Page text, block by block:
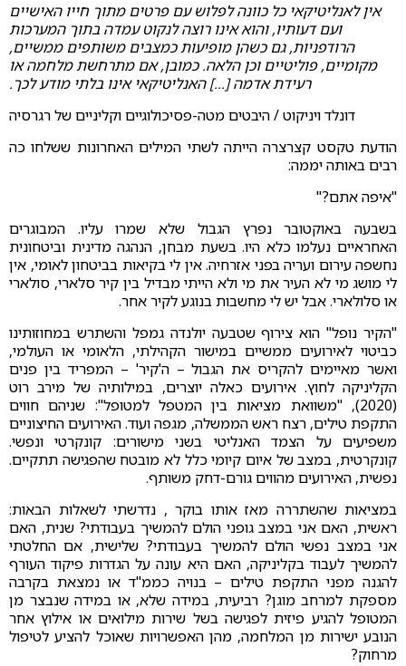
אין לאנליטיקאי כל כוונה לפלוש עם פרטים מתוך חייו האישיים
ועם דעותיו, והוא אינו רוצה לנקוט עמדה בתוך המערכות
הרודפניות, גם כשהן מופיעות כמצבים משותפים ממשיים,
מקומיים, פוליטיים וכן הלאה. כמובן, אם מתרחשת מלחמה או
רעידת אדמה [...] האנליטיקאי אינו בלתי מודע לכך.
דונלד ויניקוט / היבטים מטה-פסיכולוגיים וקליניים של רגרסיה
הודעת טקסט קצרצרה הייתה לשתי המילים האחרונות ששלחו כה
רבים באותה יממה:
"איפה אתם?"
בשבעה באוקטובר נפרץ הגבול שלא שמרו עליו. המבוגרים
האחראיים נעלמו כלא היו. בשעת מבחן, הנהגה מדינית וביטחונית
נחשפה עירום ועריה בפני אזרחיה. אין לי בקיאות בביטחון לאומי, אין
לי מושג מי לא העיר את מי ולא הייתי מבדיל בין קיר סלארי, סולארי
או סלולארי. אבל יש לי מחשבות בנוגע לקיר אחר.
"הקיר נופל" הוא צירוף שטבעה יולנדה גמפל והשתרש במחוזותינו
כביטוי לאירועים ממשיים במישור הקהילתי, הלאומי או העולמי,
ואשר מאיימים להקריס את הגבול – ה'קיר' – המפריד בין פנים
הקליניקה לחוץ. אירועים כאלה יוצרים, במילותיה של מירב רוט
(2020), "משוואת מציאות בין המטפל למטופל": שניהם חווים
התקפת טילים, רצח ראש הממשלה, מגפה ועוד. האירועים החיצוניים
משפיעים על הצמד האנליטי בשני מישורים: קונקרטי ונפשי.
קונקרטית, במצב של איום קיומי כלל לא מובטח שהפגישה תתקיים.
נפשית, האירועים מהווים גורם-דחק משותף.
במציאות שהשתררה מאז אותו בוקר , נדרשתי לשאלות הבאות:
ראשית, האם אני במצב גופני הולם להמשיך בעבודתי? שנית, האם
אני במצב נפשי הולם להמשיך בעבודתי? שלישית, אם החלטתי
להמשיך לעבוד בקליניקה, האם היא עונה על הגדרות פיקוד העורף
להגנה מפני התקפת טילים – בנויה כממ"ד או נמצאת בקרבה
מספקת למרחב מוגן? רביעית, במידה שלא, או במידה שנבצר מן
המטופל להגיע פיזית לפגישה בשל שירות מילואים או אילוץ אחר
הנובע ישירות מן המלחמה, מהן האפשרויות שאוכל להציע לטיפול
מרחוק?